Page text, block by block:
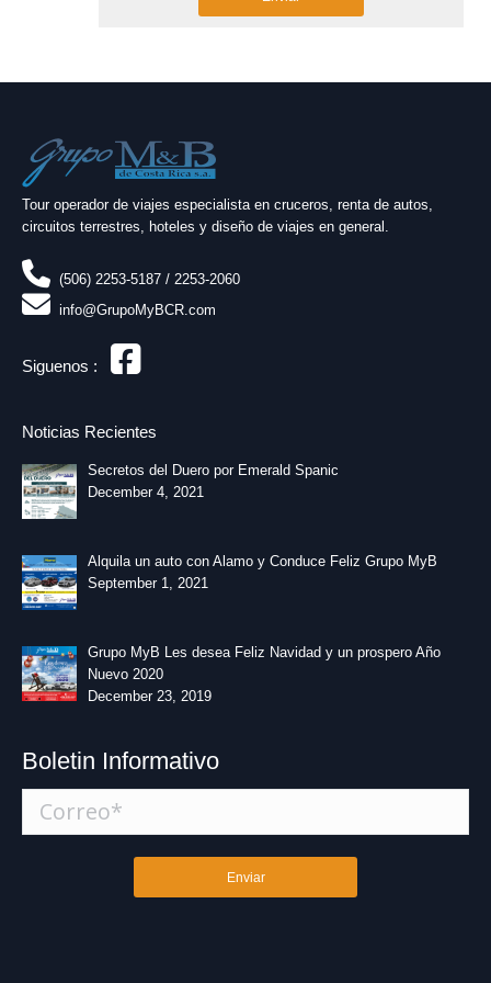
x
Tour operador de viajes especialista en cruceros, renta de autos,
circuitos terrestres, hoteles y diseño de viajes en general.
(506) 2253-5187 / 2253-2060
info@GrupoMyBCR.com
Siguenos :
Noticias Recientes
Secretos del Duero por Emerald Spanic
December 4, 2021
Alquila un auto con Alamo y Conduce Feliz Grupo MyB
September 1, 2021
Grupo MyB Les desea Feliz Navidad y un prospero Año
Nuevo 2020
December 23, 2019
Boletin Informativo